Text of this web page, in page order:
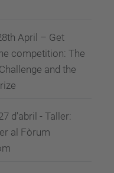
April – Get
competition: The
and the
d'abril - Taller:
al Fòrum